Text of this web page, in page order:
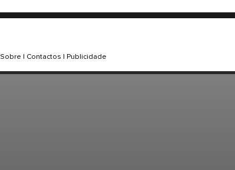
Sobre Contactos Publicidade